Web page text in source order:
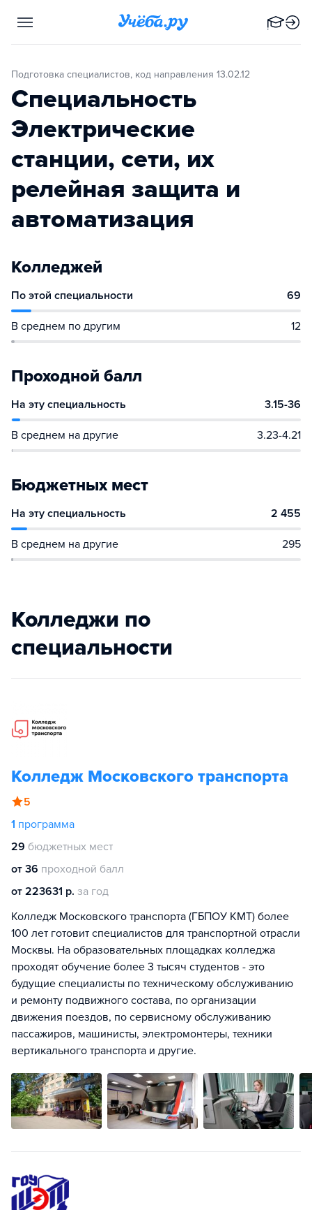
Подготовка специалистов, код направления 13.02.12
Специальность
Электрические
станции, сети, их
релейная защита и
автоматизация
Колледжей
По этой специальности 69
В среднем по другим 12
Проходной балл
На эту специальность 3.15-36
В среднем на другие 3.23-4.21
Бюджетных мест
На эту специальность 2 455
В среднем на другие 295
Колледжи по
специальности
Колледж Московского транспорта
5
1 программа
29 бюджетных мест
от 36 проходной балл
от 223631 р. за год
Колледж Московского транспорта (ГБПОУ КМТ) более
100 лет готовит специалистов для транспортной отрасли
Москвы. На образовательных площадках колледжа
проходят обучение более 3 тысяч студентов - это
будущие специалисты по техническому обслуживанию
и ремонту подвижного состава, по организации
движения поездов, по сервисному обслуживанию
пассажиров, машинисты, электромонтеры, техники
вертикального транспорта и другие.